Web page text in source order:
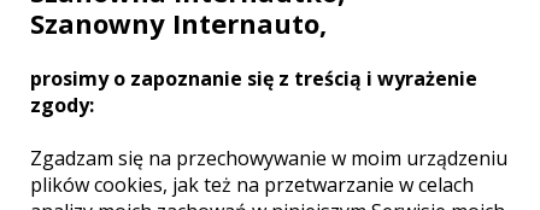
WOJEWÓDZTWO PODKARPACKIE –
ZOBACZ LISTĘ KAMERZYSTÓW Z
INNYCH MIAST:
Szanowny Internauto,
prosimy o zapoznanie się z treścią i wyrażenie
zgody:
Zgadzam się na przechowywanie w moim urządzeniu
plików cookies, jak też na przetwarzanie w celach